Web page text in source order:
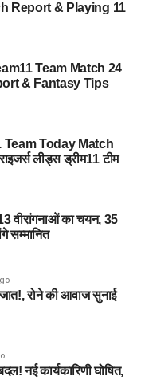
Report & Playing 11
Team Match 24
& Fantasy Tips
Team Today Match
लीड्स ड्रीम11 टीम
वीरांगनाओं का चयन, 35
सम्मानित
रोने की आवाज सुनाई
नई कार्यकारिणी घोषित,